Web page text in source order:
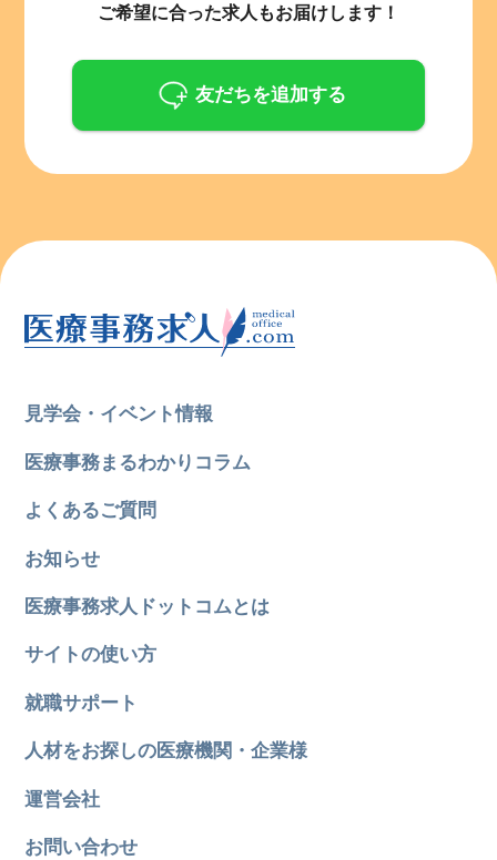
ご希望に合った求人もお届けします！
友だちを追加する
見学会・イベント情報
医療事務まるわかりコラム
よくあるご質問
お知らせ
医療事務求人ドットコムとは
サイトの使い方
就職サポート
人材をお探しの医療機関・企業様
運営会社
お問い合わせ